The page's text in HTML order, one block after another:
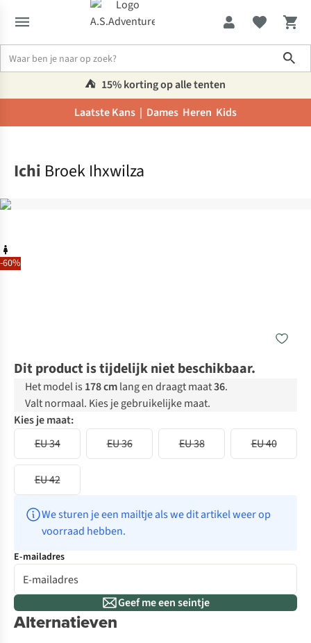
⛺️ 15% korting op alle tenten
Laatste Kans | Dames Heren Kids
-60%
Ichi Broek Ihxwilza
Dit product is tijdelijk niet beschikbaar.
Het model is 178 cmlang en draagt maat36.
Valt normaal. Kies je gebruikelijke maat.
Kies je maat:
EU 34
EU 36 EU 38 EU 40
EU 42
We sturen je een mailtje als we dit artikel weer op
voorraad hebben.
E-mailadres
Geef me een seintje
Alternatieven